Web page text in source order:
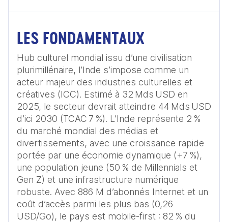
LES FONDAMENTAUX
Hub culturel mondial issu d’une civilisation
plurimillénaire, l’Inde s’impose comme un
acteur majeur des industries culturelles et
créatives (ICC). Estimé à 32 Mds USD en
2025, le secteur devrait atteindre 44 Mds USD
d’ici 2030 (TCAC 7 %). L’Inde représente 2 %
du marché mondial des médias et
divertissements, avec une croissance rapide
portée par une économie dynamique (+7 %),
une population jeune (50 % de Millennials et
Gen Z) et une infrastructure numérique
robuste. Avec 886 M d’abonnés Internet et un
coût d’accès parmi les plus bas (0,26
USD/Go), le pays est mobile-first : 82 % du